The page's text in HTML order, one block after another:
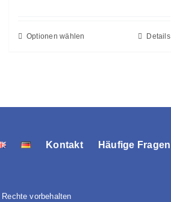
Optionen wählen Details
Kontakt Häufige Fragen
vorbehalten